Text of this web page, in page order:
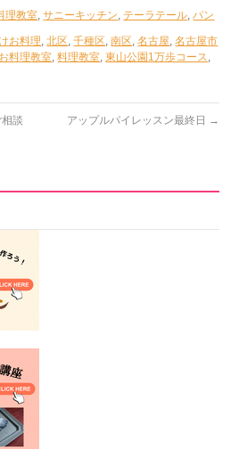
理教室,サニーキッチン, テーラテール,パン
お料理,北区,千種区,南区,名古屋,名古屋市
料理教室,料理教室,東山公園1万歩コース,
談 アップルパイレッスン最終日 →